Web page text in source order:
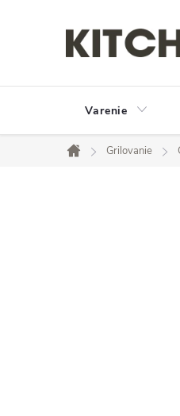
Varenie
Domov
Grilovanie